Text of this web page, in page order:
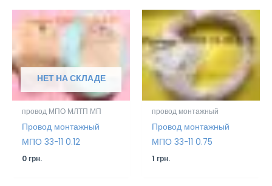
НЕТ НА СКЛАДЕ
провод МПО МЛТП МП
Провод монтажный
МПО 33-11 0.12
0грн.
провод монтажный
Провод монтажный
МПО 33-11 0.75
1грн.